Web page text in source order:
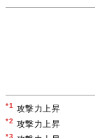
*1 攻撃力上昇
*2 攻撃力上昇